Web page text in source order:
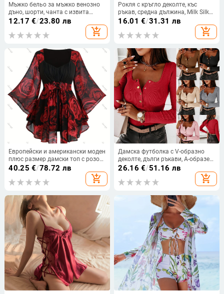
Мъжко бельо за мъжко венозно
дъно, шорти, чанта с извита
боксерска глава, разделяне на
12.17 €/23.80 лв
add_shopping_cart
Рокля с кръгло деколте, къс
ръкав, средна дължина, Milk Silk
плат с 95%+ полиестер, пролет
16.01 €/31.31 лв
add_shopping_cart
Европейски и американски моден
плюс размер дамски топ с розов
принт и шнур, неправилен ръкав
прилеп, средна дължина за жени,
за да изглеждат стройни
40.25 €/78.72 лв
add_shopping_cart
Дамска футболка с V-образно
деколте, дълги ръкави, А-образен
силует, памучна материя
26.16 €/51.16 лв
add_shopping_cart